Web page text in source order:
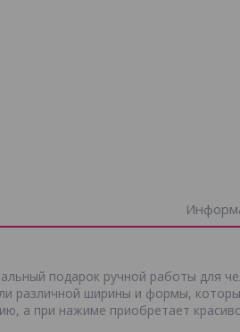
подарок ручной работы для
различной ширины и формы,
а при нажиме приобретает